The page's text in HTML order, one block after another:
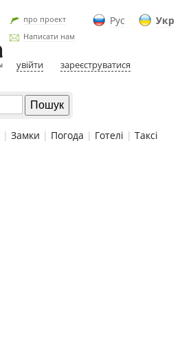
Рус Укр
про проект
Написати нам
увійти зареєструватися
| Замки | Погода | Готелі | Таксі